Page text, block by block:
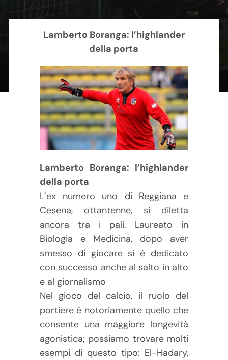
Contatti
Lamberto Boranga: l’highlander
della porta
Lamberto Boranga: l’highlander
della porta
L’ex numero uno di Reggiana e
Cesena, ottantenne, si diletta
ancora tra i pali. Laureato in
Biologia e Medicina, dopo aver
smesso di giocare si è dedicato
con successo anche al salto in alto
e al giornalismo
Nel gioco del calcio, il ruolo del
portiere è notoriamente quello che
consente una maggiore longevità
agonistica; possiamo trovare molti
esempi di questo tipo: El-Hadary,